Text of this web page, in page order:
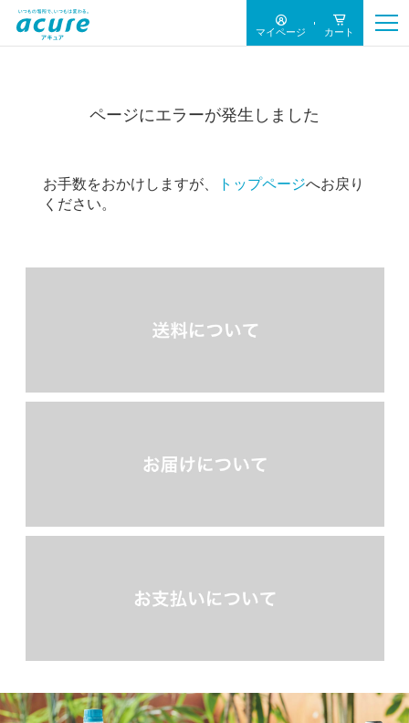
マイページ カート
ページにエラーが発生しました
お手数をおかけしますが、 トップページへお戻り
ください。